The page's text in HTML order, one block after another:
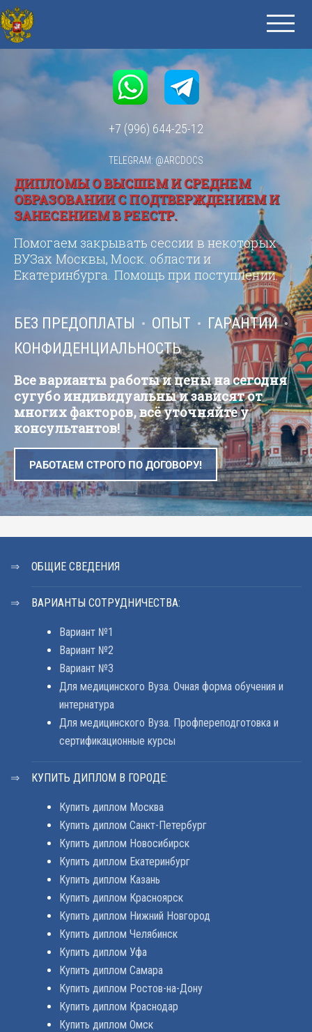
+7 (996) 644-25-12
TELEGRAM: @ARCDOCS
ДИПЛОМЫ О ВЫСШЕМ И СРЕДНЕМ
ОБРАЗОВАНИИ С ПОДТВЕРЖДЕНИЕМ И
ЗАНЕСЕНИЕМ В РЕЕСТР.
Помогаем закрывать сессии в некоторых
ВУЗах Москвы, Моск. области и
Екатеринбурга. Помощь при поступлении.
БЕЗ ПРЕДОПЛАТЫ ОПЫТ
ГАРАНТИИ
КОНФИДЕНЦИАЛЬНОСТЬ
Все варианты работы и цены на сегодня
сугубо индивидуальны и зависят от
многих факторов, всё уточняйте у
консультантов!
РАБОТАЕМ СТРОГО ПО ДОГОВОРУ!
ОБЩИЕ СВЕДЕНИЯ
ВАРИАНТЫ СОТРУДНИЧЕСТВА:
Вариант №1
Вариант №2
Вариант №3
Для медицинского Вуза. Очная форма обучения и
интернатура
Для медицинского Вуза. Профпереподготовка и
сертификационные курсы
КУПИТЬ ДИПЛОМ В ГОРОДЕ:
Купить диплом Москва
Купить диплом Санкт-Петербург
Купить диплом Новосибирск
Купить диплом Екатеринбург
Купить диплом Казань
Купить диплом Красноярск
Купить диплом Нижний Новгород
Купить диплом Челябинск
Купить диплом Уфа
Купить диплом Самара
Купить диплом Ростов-на-Дону
Купить диплом Краснодар
Купить диплом Омск